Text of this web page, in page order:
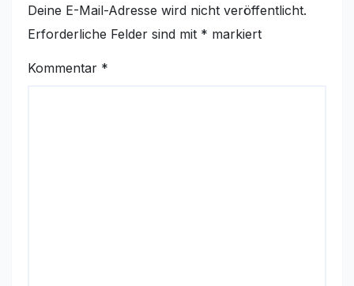
Deine E-Mail-Adresse wird nicht veröffentlicht.
Erforderliche Felder sind mit * markiert
Kommentar *